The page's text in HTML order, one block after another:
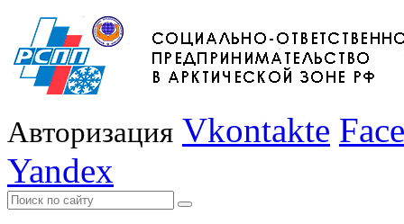
Авторизация Vkontakte
Yandex